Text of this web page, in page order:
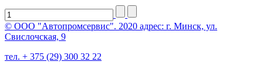
© ООО "Автопромсервис". 2020 адрес: г. Минск, ул.
Свислочская, 9
тел. + 375 (29) 300 32 22